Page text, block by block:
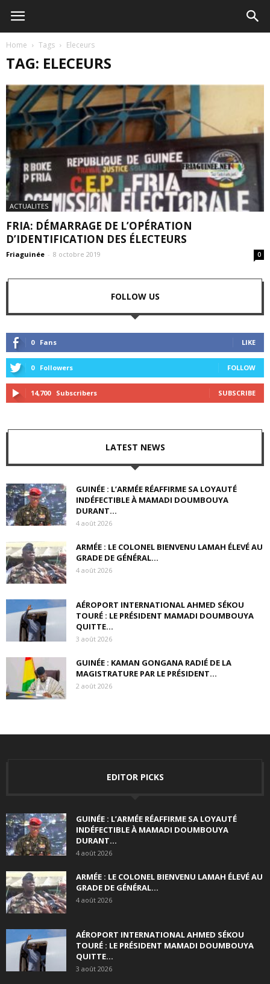
Home Tags Eleceurs
TAG: ELECEURS
ACTUALITES
FRIA: DÉMARRAGE DE L’OPÉRATION
D’IDENTIFICATION DES ÉLECTEURS
Friaguinée - 8 octobre 2019 0
FOLLOW US
0 Fans LIKE
0 Followers FOLLOW
14,700 Subscribers SUBSCRIBE
LATEST NEWS
GUINÉE : L’ARMÉE RÉAFFIRME SA LOYAUTÉ
INDÉFECTIBLE À MAMADI DOUMBOUYA
DURANT...
4 août 2026
ARMÉE : LE COLONEL BIENVENU LAMAH ÉLEVÉ AU
GRADE DE GÉNÉRAL...
4 août 2026
AÉROPORT INTERNATIONAL AHMED SÉKOU
TOURÉ : LE PRÉSIDENT MAMADI DOUMBOUYA
QUITTE...
3 août 2026
GUINÉE : KAMAN GONGANA RADIÉ DE LA
MAGISTRATURE PAR LE PRÉSIDENT...
2 août 2026
EDITOR PICKS
GUINÉE : L’ARMÉE RÉAFFIRME SA LOYAUTÉ
INDÉFECTIBLE À MAMADI DOUMBOUYA
DURANT...
4 août 2026
ARMÉE : LE COLONEL BIENVENU LAMAH ÉLEVÉ AU
GRADE DE GÉNÉRAL...
4 août 2026
AÉROPORT INTERNATIONAL AHMED SÉKOU
TOURÉ : LE PRÉSIDENT MAMADI DOUMBOUYA
QUITTE...
3 août 2026